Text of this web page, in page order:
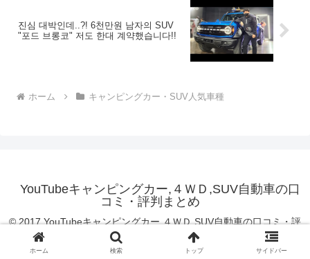
진심 대박인데..?! 6천만원 남자의 SUV
"포드 브롱코" 저도 한대 계약했습니다!!
ホーム キャンピングカー・SUV人気車種
YouTubeキャンピングカー,４ＷＤ,SUV自動車の口
コミ・評判まとめ
© 2017 YouTubeキャンピングカー,４ＷＤ,SUV自動車の口コミ・評
ホーム 検索 トップ サイドバー